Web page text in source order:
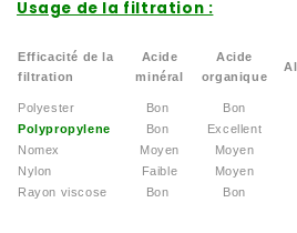
Usage de la filtration :
Efficacité de la
filtration
Acide
minéral
Acide
organique
Polyester
Bon Bon
Polypropylene
Bon Excellent
Nomex
Moyen Moyen
Nylon
Faible Moyen
Rayon viscose
Bon Bon